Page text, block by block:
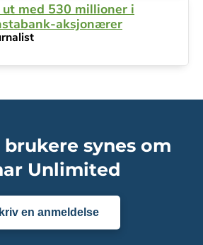
ut med 530 millioner i
aksjonærer
brukere synes om
Unlimited
en anmeldelse